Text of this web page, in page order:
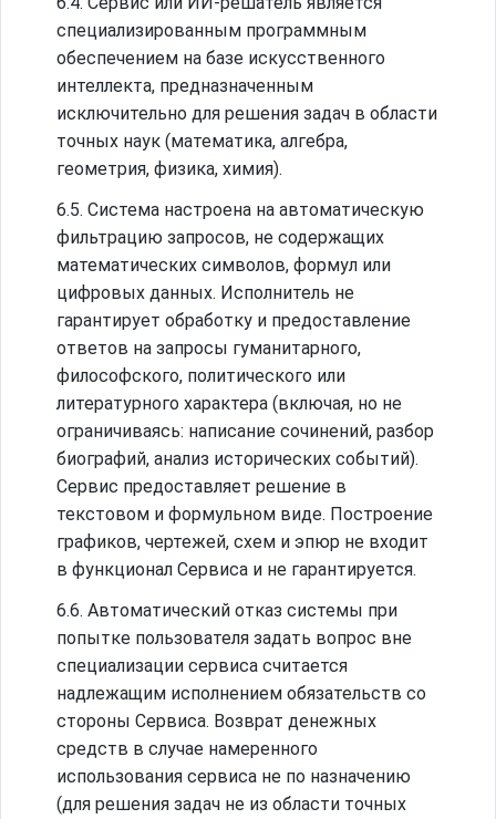
специализированным программным
обеспечением на базе искусственного
интеллекта, предназначенным
исключительно для решения задач в области
точных наук (математика, алгебра,
геометрия, физика, химия).
6.5. Система настроена на автоматическую
фильтрацию запросов, не содержащих
математических символов, формул или
цифровых данных. Исполнитель не
гарантирует обработку и предоставление
ответов на запросы гуманитарного,
философского, политического или
литературного характера (включая, но не
ограничиваясь: написание сочинений, разбор
биографий, анализ исторических событий).
Сервис предоставляет решение в
текстовом и формульном виде. Построение
графиков, чертежей, схем и эпюр не входит
в функционал Сервиса и не гарантируется.
6.6. Автоматический отказ системы при
попытке пользователя задать вопрос вне
специализации сервиса считается
надлежащим исполнением обязательств со
стороны Сервиса. Возврат денежных
средств в случае намеренного
использования сервиса не по назначению
(для решения задач не из области точных